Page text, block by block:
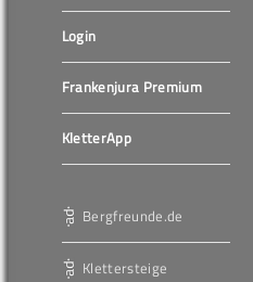
Login
Frankenjura Premium
KletterApp
Bergfreunde.de
Klettersteige